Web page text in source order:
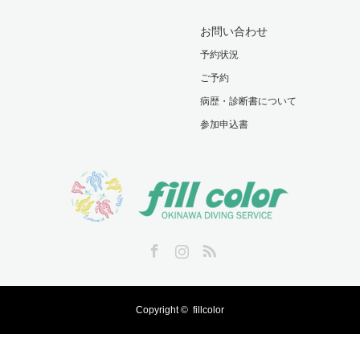
お問い合わせ
予約状況
ご予約
病歴・診断書について
参加申込書
Copyright © fillcolor